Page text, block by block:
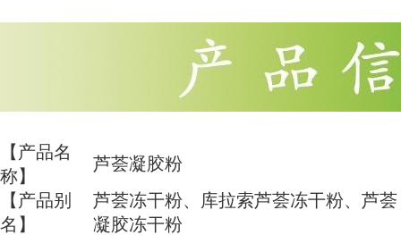
【产品名
称】
芦荟凝胶粉
【产品别
名】
芦荟冻干粉、库拉索芦荟冻干粉、芦荟
凝胶冻干粉